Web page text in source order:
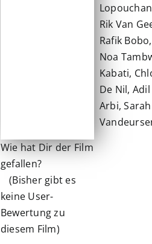
Rik Van
Rafik Bobo,
Noa
Kabati,
De Nil, Adil
Arbi, Sarah
Wie hat Dir der Film
gefallen?
(Bisher gibt es
keine User-
Bewertung zu
diesem Film)